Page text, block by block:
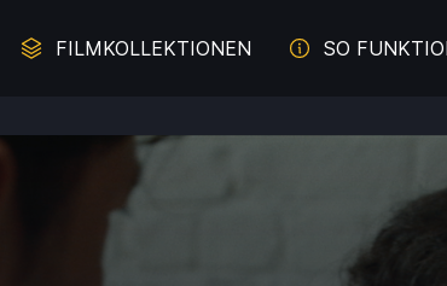
FILMKOLLEKTIONEN SO
auf der Spur Juliette Binoche - Die